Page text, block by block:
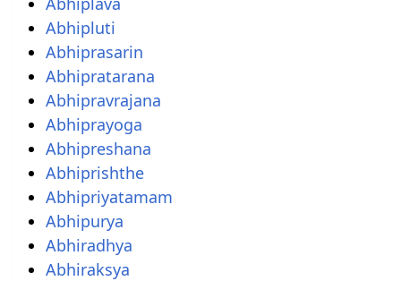
Abhipluti
Abhiprasarin
Abhipratarana
Abhipravrajana
Abhiprayoga
Abhipreshana
Abhiprishthe
Abhipriyatamam
Abhipurya
Abhiradhya
Abhiraksya